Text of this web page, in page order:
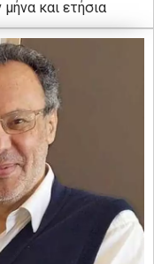
και ετήσια